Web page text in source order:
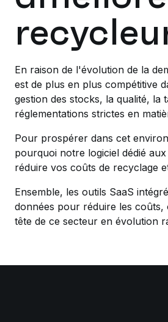
En raison de l'évolution de la
est de plus en plus compétitive
gestion des stocks, la qualité,
réglementations strictes en
Pour prospérer dans cet
pourquoi notre logiciel dédié
réduire vos coûts de recyclage
Ensemble, les outils SaaS
données pour réduire les
tête de ce secteur en évolution